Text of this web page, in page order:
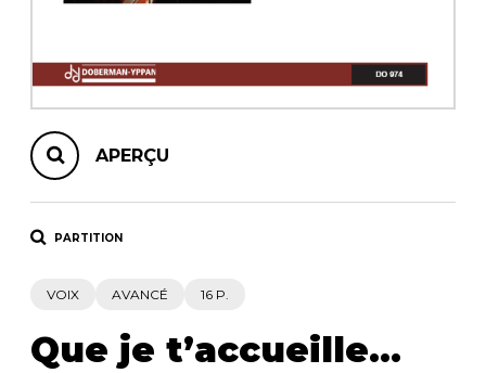
APERÇU
PARTITION
VOIX AVANCÉ 16 P.
Que je t’accueille...